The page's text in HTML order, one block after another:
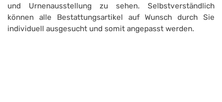
und Urnenausstellung zu sehen. Selbstverständlich
können alle Bestattungsartikel auf Wunsch durch Sie
individuell ausgesucht und somit angepasst werden.